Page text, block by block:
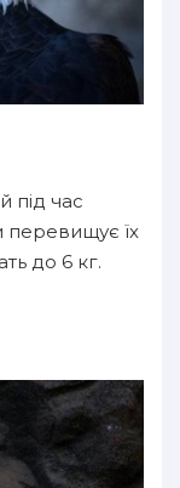
під час
перевищує їх
до 6 кг.